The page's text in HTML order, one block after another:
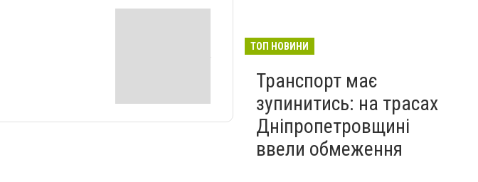
ТОП НОВИНИ
Транспорт має
зупинитись: на трасах
Дніпропетровщині
ввели обмеження